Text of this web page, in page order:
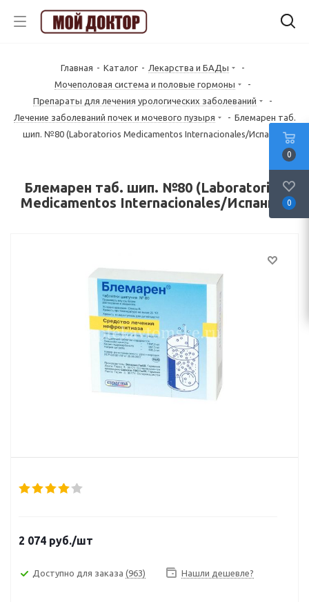
Главная - Каталог - Лекарства и БАДы
-
Mочеполовая система и половые гормоны
-
Препараты для лечения урологических заболеваний
-
Лечение заболеваний почек и мочевого пузыря
- Блемарен таб.
шип. №80 (Laboratorios Medicamentos Internacionales/Испания)
Блемарен таб. шип. №80 (Laboratorios
Medicamentos Internacionales/Испания)
2 074 руб./шт
Доступно для заказа (963) Нашли дешевле?
0
0